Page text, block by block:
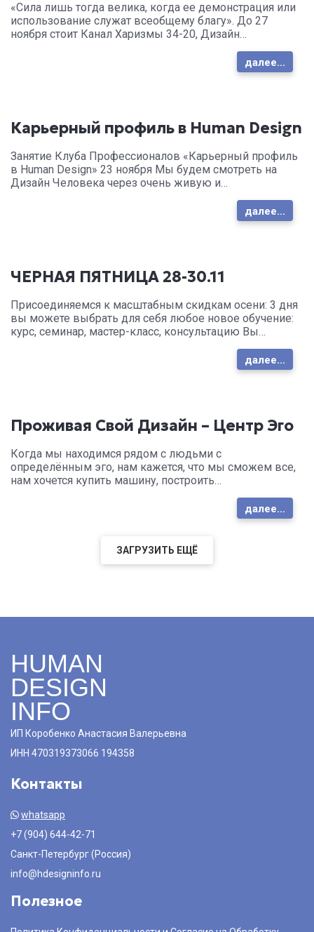
«Сила лишь тогда велика, когда ее демонстрация или
использование служат всеобщему благу». До 27
ноября стоит Канал Харизмы 34-20, Дизайн…
далее...
Карьерный профиль в Human Design
Занятие Клуба Профессионалов «Карьерный профиль
в Human Design» 23 ноября Мы будем смотреть на
Дизайн Человека через очень живую и…
далее...
ЧЕРНАЯ ПЯТНИЦА 28-30.11
Присоединяемся к масштабным скидкам осени: 3 дня
вы можете выбрать для себя любое новое обучение:
курс, семинар, мастер-класс, консультацию Вы…
далее...
Проживая Свой Дизайн – Центр Эго
Когда мы находимся рядом с людьми с
определённым эго, нам кажется, что мы сможем все,
нам хочется купить машину, построить…
далее...
ЗАГРУЗИТЬ ЕЩЁ
HUMAN
DESIGN
INFO
ИП Коробенко Анастасия Валерьевна
ИНН 470319373066 194358
Контакты
whatsapp
+7 (904) 644-42-71
Санкт-Петербург (Россия)
info@hdesigninfo.ru
Полезное